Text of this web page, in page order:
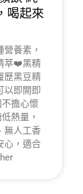
喝起來
養素，
萃❤️黑精
歷黑豆精
以即開即
擔心懷
熱量，
無人工香
心，適合